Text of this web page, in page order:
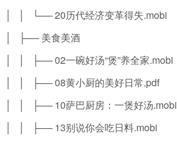
│ │ └── 20历代经济变革得失.mobi
│ ├── 美食美酒
│ │ ├── 02一碗好汤“煲”养全家.mobi
│ │ ├── 08黄小厨的美好日常.pdf
│ │ ├── 10萨巴厨房：一煲好汤.mobi
│ │ ├── 13别说你会吃日料.mobi